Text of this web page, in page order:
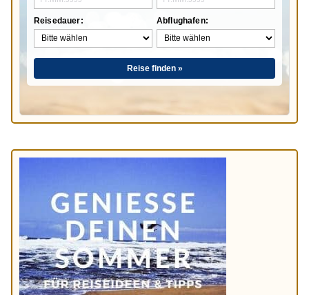
Reisedauer: Abflughafen:
Reise finden »